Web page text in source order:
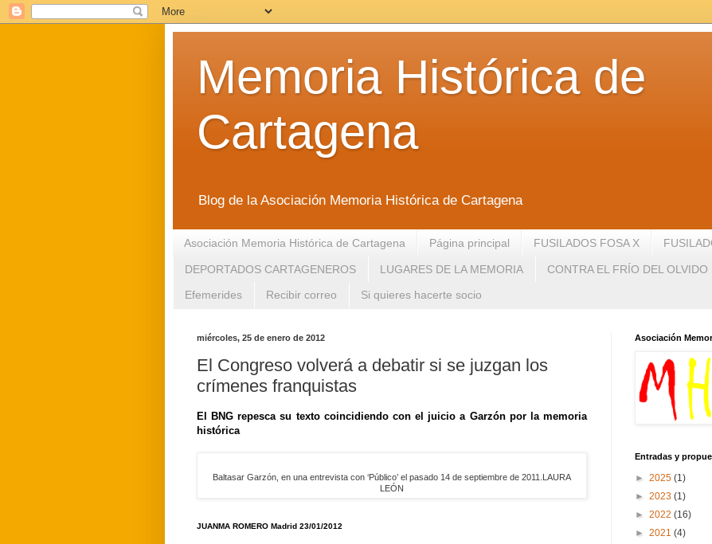
Memoria Histórica de
Cartagena
Blog de la Asociación Memoria Histórica de Cartagena
Asociación Memoria Histórica de Cartagena Página principal FUSILADOS FOSA X
DEPORTADOS CARTAGENEROS LUGARES DE LA MEMORIA CONTRA EL FRÍO DEL OLVIDO
Efemerides Recibir correo Si quieres hacerte socio
miércoles, 25 de enero de 2012
El Congreso volverá a debatir si se juzgan los
crímenes franquistas
El BNG repesca su texto coincidiendo con el juicio a Garzón por la memoria
histórica
Baltasar Garzón, en una entrevista con ‘Público’ el pasado 14 de septiembre de 2011.LAURA
LEÓN
JUANMA ROMERO Madrid 23/01/2012
Asociación
Entradas y
► 2025 (1)
► 2023 (1)
► 2022 (16)
► 2021 (4)